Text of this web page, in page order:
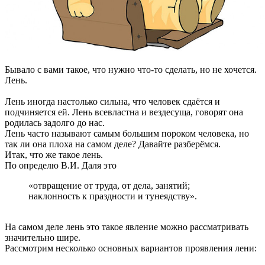
Бывало с вами такое, что нужно что-то сделать, но не хочется.
Лень.
Лень иногда настолько сильна, что человек сдаётся и
подчиняется ей. Лень всевластна и вездесуща, говорят она
родилась задолго до нас.
Лень часто называют самым большим пороком человека, но
так ли она плоха на самом деле? Давайте разберёмся.
Итак, что же такое лень.
По определю В.И. Даля это
«отвращение от труда, от дела, занятий;
наклонность к праздности и тунеядству».
На самом деле лень это такое явление можно рассматривать
значительно шире.
Рассмотрим несколько основных вариантов проявления лени: